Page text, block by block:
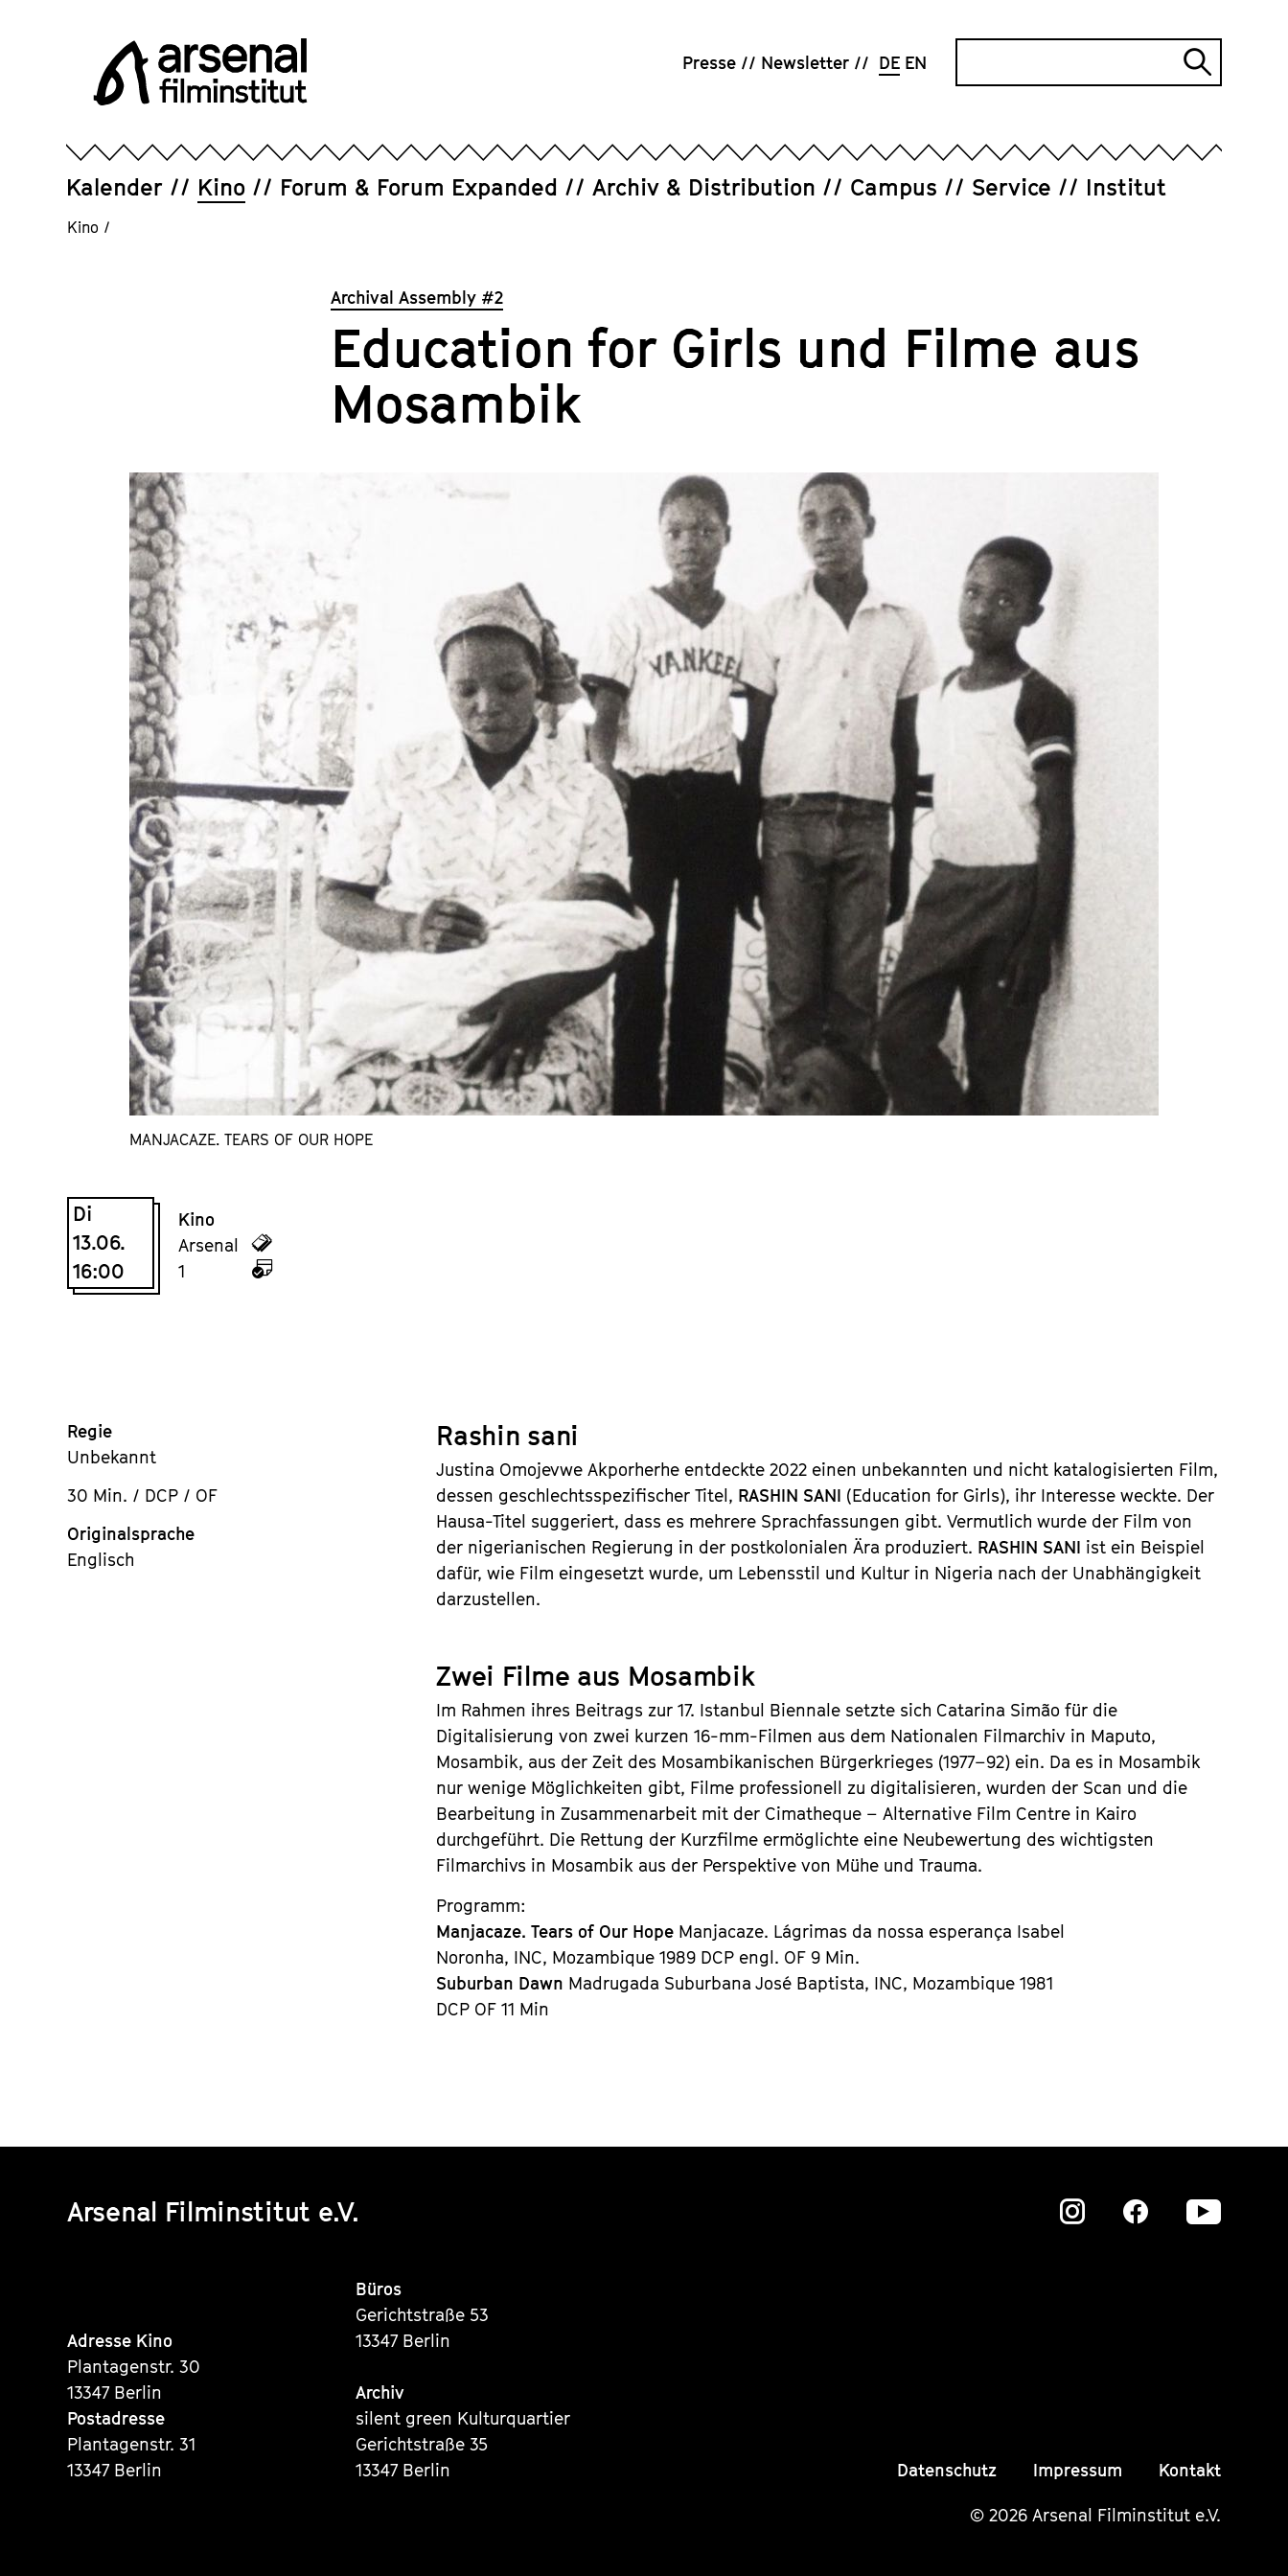
Filminstitut
Presse Newsletter DE EN
Suche
Kalender Kino Forum & Forum Expanded Archiv & Distribution Campus Service Institut
Kino /
Archival Assembly #2
Education for Girls und Filme aus
Mosambik
MANJACAZE. TEARS OF OUR HOPE
Di
13.06.
16:00
Kino
Arsenal
1
zu
den
Regie
Unbekannt
30 Min. / DCP / OF
Originalsprache
Englisch
Rashin sani
Justina Omojevwe Akporherhe entdeckte 2022 einen unbekannten und nicht katalogisierten Film,
dessen geschlechtsspezifischer Titel, RASHIN SANI (Education for Girls), ihr Interesse weckte. Der
Hausa-Titel suggeriert, dass es mehrere Sprachfassungen gibt. Vermutlich wurde der Film von
der nigerianischen Regierung in der postkolonialen Ära produziert. RASHIN SANI ist ein Beispiel
dafür, wie Film eingesetzt wurde, um Lebensstil und Kultur in Nigeria nach der Unabhängigkeit
darzustellen.
Zwei Filme aus Mosambik
Im Rahmen ihres Beitrags zur 17. Istanbul Biennale setzte sich Catarina Simão für die
Digitalisierung von zwei kurzen 16-mm-Filmen aus dem Nationalen Filmarchiv in Maputo,
Mosambik, aus der Zeit des Mosambikanischen Bürgerkrieges (1977–92) ein. Da es in Mosambik
nur wenige Möglichkeiten gibt, Filme professionell zu digitalisieren, wurden der Scan und die
Bearbeitung in Zusammenarbeit mit der Cimatheque – Alternative Film Centre in Kairo
durchgeführt. Die Rettung der Kurzfilme ermöglichte eine Neubewertung des wichtigsten
Filmarchivs in Mosambik aus der Perspektive von Mühe und Trauma.
Programm:
Manjacaze. Tears of Our Hope Manjacaze. Lágrimas da nossa esperança Isabel
Noronha, INC, Mozambique 1989 DCP engl. OF 9 Min.
Suburban Dawn Madrugada Suburbana José Baptista, INC, Mozambique 1981
DCP OF 11 Min
Arsenal Filminstitut e.V.
Zu
Zu
Zu
Adresse Kino
Plantagenstr. 30
13347 Berlin
Postadresse
Plantagenstr. 31
13347 Berlin
Büros
Gerichtstraße 53
13347 Berlin
Archiv
silent green Kulturquartier
Gerichtstraße 35
13347 Berlin
Datenschutz Impressum Kontakt
© 2026 Arsenal Filminstitut e.V.